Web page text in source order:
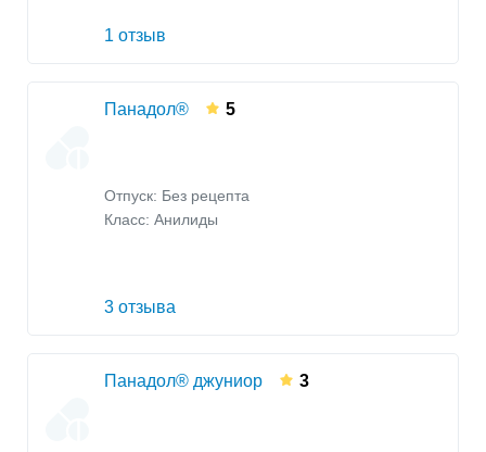
1 отзыв
Панадол® 5
Отпуск: Без рецепта
Класс: Анилиды
3 отзыва
Панадол® джуниор 3